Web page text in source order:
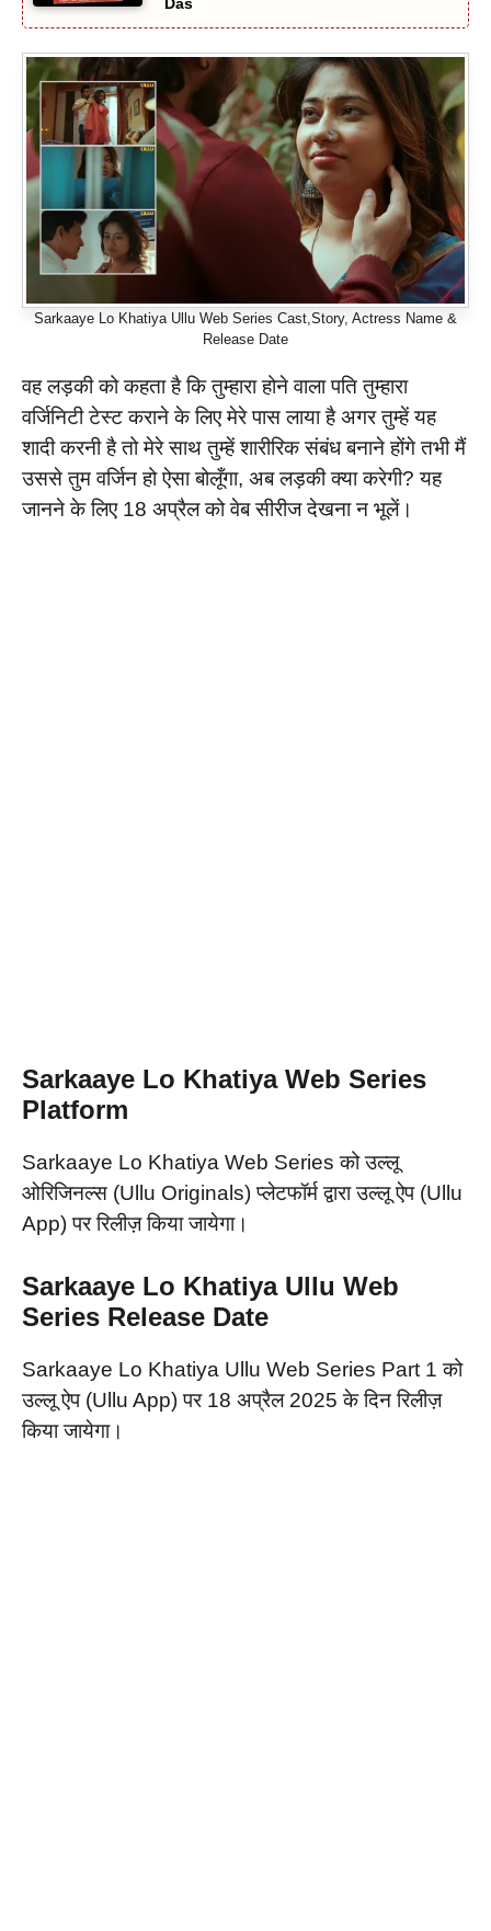
Sarkaaye Lo Khatiya Ullu Web Series Cast,Story, Actress Name &
Release Date
वह लड़की को कहता है कि तुम्हारा होने वाला पति तुम्हारा
वर्जिनिटी टेस्ट कराने के लिए मेरे पास लाया है अगर तुम्हें यह
शादी करनी है तो मेरे साथ तुम्हें शारीरिक संबंध बनाने होंगे तभी मैं
उससे तुम वर्जिन हो ऐसा बोलूँगा, अब लड़की क्या करेगी? यह
जानने के लिए 18 अप्रैल को वेब सीरीज देखना न भूलें।
Sarkaaye Lo Khatiya Web Series
Platform
Sarkaaye Lo Khatiya Web Series को उल्लू
ओरिजिनल्स (Ullu Originals) प्लेटफॉर्म द्वारा उल्लू ऐप (Ullu
App) पर रिलीज़ किया जायेगा।
Sarkaaye Lo Khatiya Ullu Web
Series Release Date
Sarkaaye Lo Khatiya Ullu Web Series Part 1 को
उल्लू ऐप (Ullu App) पर 18 अप्रैल 2025 के दिन रिलीज़
किया जायेगा।